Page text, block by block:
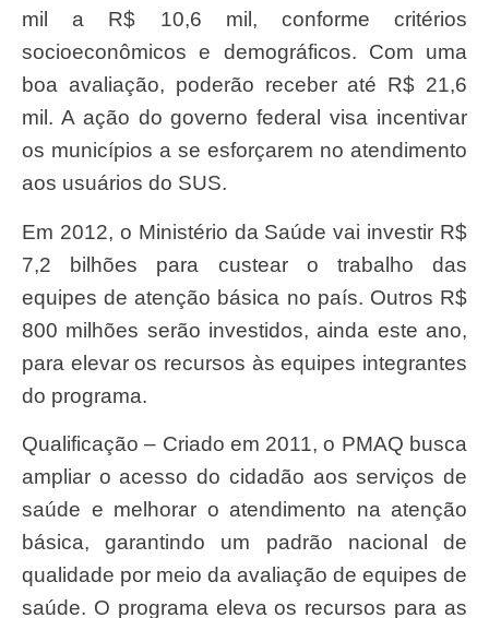
mil a R$ 10,6 mil, conforme critérios
socioeconômicos e demográficos. Com uma
boa avaliação, poderão receber até R$ 21,6
mil. A ação do governo federal visa incentivar
os municípios a se esforçarem no atendimento
aos usuários do SUS.
Em 2012, o Ministério da Saúde vai investir R$
7,2 bilhões para custear o trabalho das
equipes de atenção básica no país. Outros R$
800 milhões serão investidos, ainda este ano,
para elevar os recursos às equipes integrantes
do programa.
Qualificação – Criado em 2011, o PMAQ busca
ampliar o acesso do cidadão aos serviços de
saúde e melhorar o atendimento na atenção
básica, garantindo um padrão nacional de
qualidade por meio da avaliação de equipes de
saúde. O programa eleva os recursos para as